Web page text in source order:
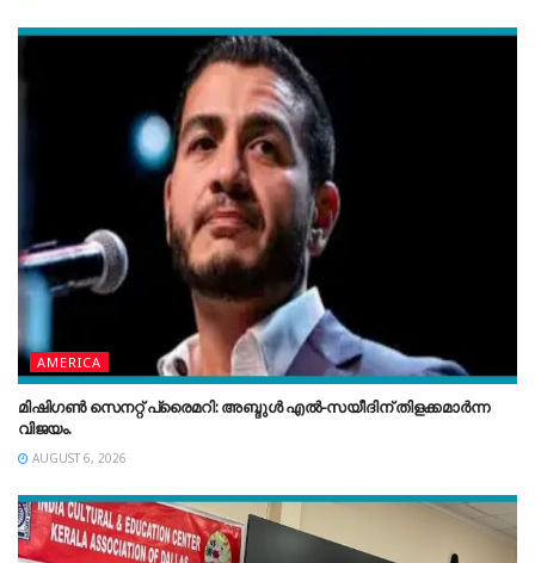
AMERICA
മിഷിഗൺ സെനറ്റ് പ്രൈമറി: അബ്ദുൾ എൽ-സയീദിന് തിളക്കമാർന്ന
വിജയം.
AUGUST 6, 2026